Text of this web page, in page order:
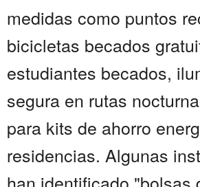
medidas como puntos
bicicletas becados
estudiantes becados,
segura en rutas
para kits de ahorro
residencias. Algunas